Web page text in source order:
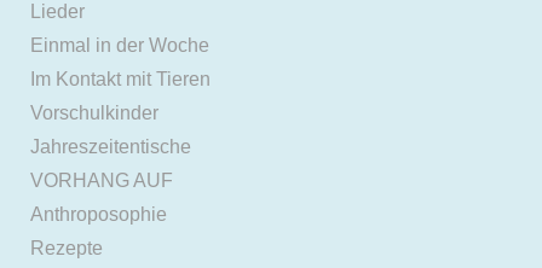
Lieder
Einmal in der Woche
Im Kontakt mit Tieren
Vorschulkinder
Jahreszeitentische
VORHANG AUF
Anthroposophie
Rezepte